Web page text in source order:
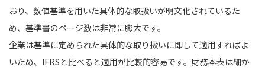
おり、数値基準を用いた具体的な取扱いが明文化されているた
め、基準書のページ数は非常に膨大です。
企業は基準に定められた具体的な取り扱いに即して適用すればよ
いため、IFRSと比べると適用が比較的容易です。財務本表は細か